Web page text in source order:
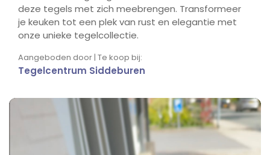
deze tegels met zich meebrengen. Transformeer
je keuken tot een plek van rust en elegantie met
onze unieke tegelcollectie.
Aangeboden door | Te koop bij:
Tegelcentrum Siddeburen